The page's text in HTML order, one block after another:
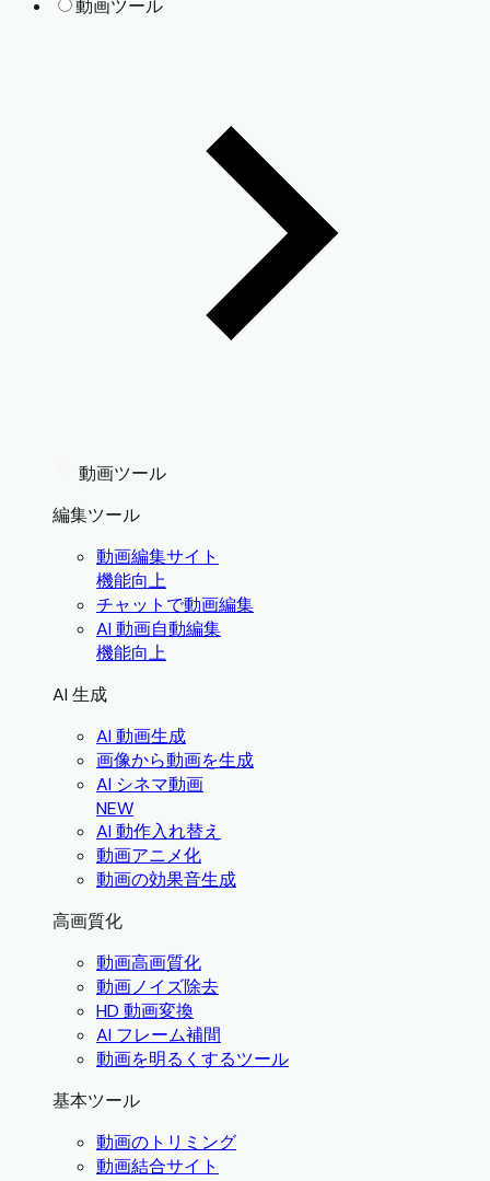
動画ツール
動画ツール
編集ツール
動画編集サイト
機能向上
チャットで動画編集
AI 動画自動編集
機能向上
AI 生成
AI 動画生成
画像から動画を生成
AI シネマ動画
NEW
AI 動作入れ替え
動画アニメ化
動画の効果音生成
高画質化
動画高画質化
動画ノイズ除去
HD 動画変換
AI フレーム補間
動画を明るくするツール
基本ツール
動画のトリミング
動画結合サイト